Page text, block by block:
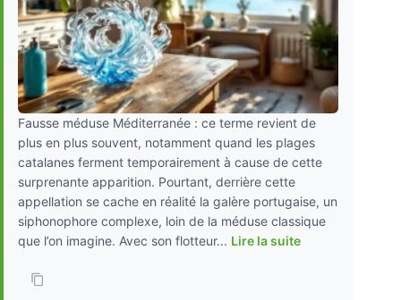
Fausse méduse Méditerranée : ce terme revient de
plus en plus souvent, notamment quand les plages
catalanes ferment temporairement à cause de cette
surprenante apparition. Pourtant, derrière cette
appellation se cache en réalité la galère portugaise, un
siphonophore complexe, loin de la méduse classique
que l’on imagine. Avec son flotteur... Lire la suite